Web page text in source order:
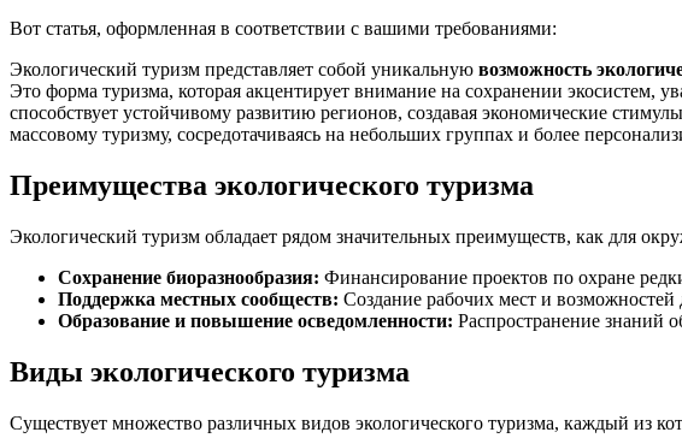
Вот статья, оформленная в соответствии с вашими требованиями:
Экологический туризм представляет собой уникальную возможность
Это форма туризма, которая акцентирует внимание на сохранении экосистем,
способствует устойчивому развитию регионов, создавая экономические
массовому туризму, сосредотачиваясь на небольших группах и более
Преимущества экологического туризма
Экологический туризм обладает рядом значительных преимуществ, как для
Сохранение биоразнообразия: Финансирование проектов по охране
Поддержка местных сообществ: Создание рабочих мест и возможностей
Образование и повышение осведомленности: Распространение знаний
Виды экологического туризма
Существует множество различных видов экологического туризма, каждый из